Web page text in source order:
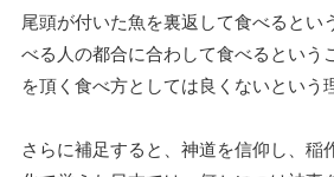
尾頭が付いた魚を裏返して食べるとい
べる人の都合に合わして食べるという
を頂く食べ方としては良くないという
さらに補足すると、神道を信仰し、稲